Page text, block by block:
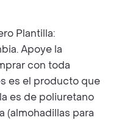
Plantilla:
Apoye la
con toda
es el producto que
es de poliuretano
(almohadillas para